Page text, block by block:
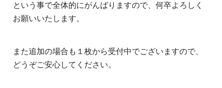
という事で全体的にがんばりますので、何卒よろしく
お願いいたします。
また追加の場合も１枚から受付中でございますので、
どうぞご安心してください。